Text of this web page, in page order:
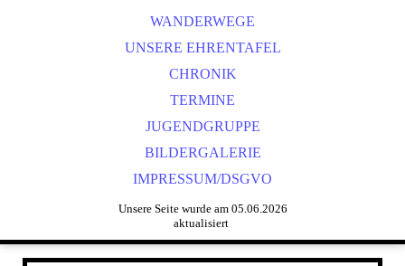
WANDERWEGE
UNSERE EHRENTAFEL
CHRONIK
TERMINE
JUGENDGRUPPE
BILDERGALERIE
IMPRESSUM/DSGVO
Unsere Seite wurde am 05.06.2026
aktualisiert